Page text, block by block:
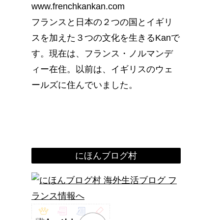
www.frenchkankan.com
フランスと日本の２つの国とイギリ
スを加えた３つの文化を生きるKanで
す。現在は、フランス・ノルマンデ
ィー在住。以前は、イギリスのウェ
ールズに住んでいました。
にほんブログ村